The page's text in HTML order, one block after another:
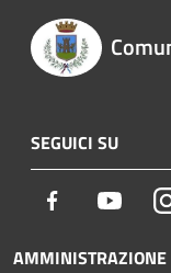
SEGUICI SU
Facebook
AMMINISTRAZIONE